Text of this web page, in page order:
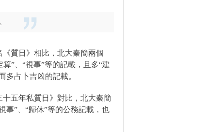
質日》相比，北大秦簡兩個
”、“視事”等的記載，且多“建
多占卜吉凶的記載。
五年私質日》對比，北大秦簡
事”、“歸休”等的公務記載，也